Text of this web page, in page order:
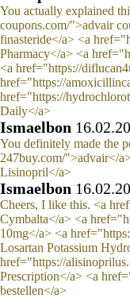
You actually explained
coupons.com/">advair
finasteride</a> <a
Pharmacy</a> <a
<a href="https://
href="https://
href="https://
Daily</a>
Ismaelbon
You definitely made the
247buy.com/">advair</
Lisinopril</a>
Ismaelbon
Cheers, I like this. <a
Cymbalta</a> <a
10mg</a> <a
Losartan Potassium
href="https://
Prescription</a> <a
bestellen</a>